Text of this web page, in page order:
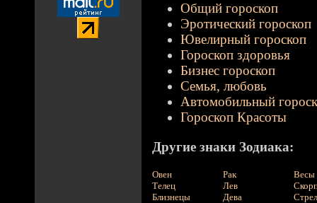
Общий гороскоп
Эротический гороскоп
Ювелирный гороскоп
Гороскоп здоровья
Бизнес гороскоп
Семья, любовь
Автомобильный
Гороскоп Красоты
Другие знаки Зодиака:
Овен
Телец
Близнецы
Рак
Лев
Дева
Весы